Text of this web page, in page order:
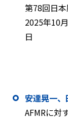
第78回日
2025年10
安達晃一
AFMRに対